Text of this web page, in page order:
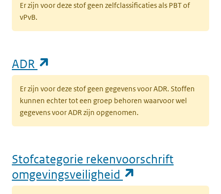
Er zijn voor deze stof geen zelfclassificaties als PBT of
vPvB.
ADR
Er zijn voor deze stof geen gegevens voor ADR. Stoffen
kunnen echter tot een groep behoren waarvoor wel
gegevens voor ADR zijn opgenomen.
Stofcategorie rekenvoorschrift
omgevingsveiligheid